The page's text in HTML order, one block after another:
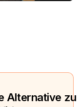
Alternative zu